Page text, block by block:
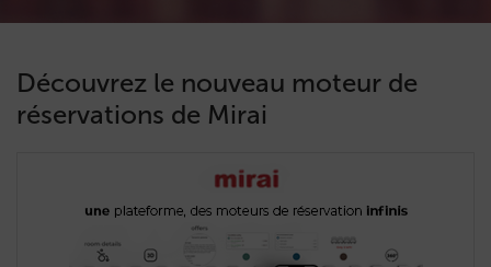
Découvrez le nouveau moteur de
réservations de Mirai